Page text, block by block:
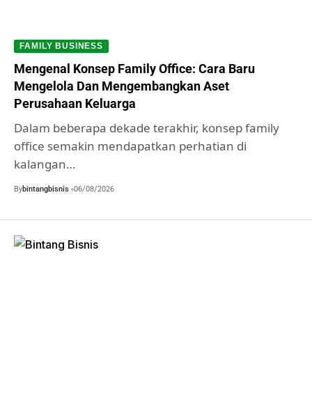
FAMILY BUSINESS
Mengenal Konsep Family Office: Cara Baru
Mengelola Dan Mengembangkan Aset
Perusahaan Keluarga
Dalam beberapa dekade terakhir, konsep family
office semakin mendapatkan perhatian di
kalangan…
Bybintangbisnis 06/08/2026